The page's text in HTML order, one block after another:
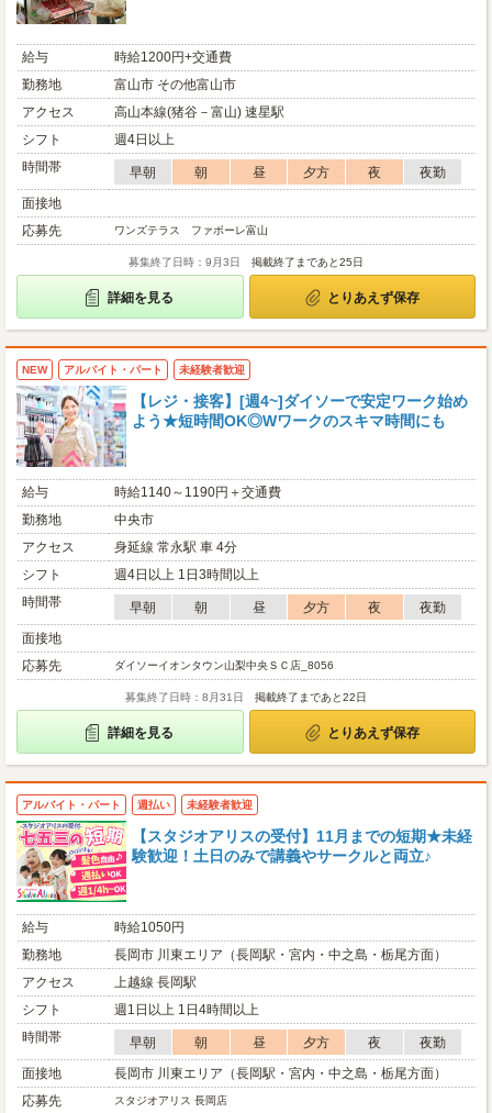
給与
時給1200円+交通費
勤務地
富山市 その他富山市
アクセス
高山本線(猪谷－富山) 速星駅
シフト
週4日以上
時間帯
早朝 朝 昼 夕方 夜
夜勤
面接地
応募先
ワンズテラス ファボーレ富山
募集終了日時：9月3日 掲載終了まであと25日
詳細を見る とりあえず保存
NEW アルバイト・パート 未経験者歓迎
【レジ・接客】[週4~]ダイソーで安定ワーク始め
よう★短時間OK◎Wワークのスキマ時間にも
給与
時給1140～1190円＋交通費
勤務地
中央市
アクセス
身延線 常永駅 車 4分
シフト
週4日以上 1日3時間以上
時間帯
早朝 朝 昼 夕方 夜
夜勤
面接地
応募先
ダイソーイオンタウン山梨中央ＳＣ店_8056
募集終了日時：8月31日 掲載終了まであと22日
詳細を見る とりあえず保存
アルバイト・パート 週払い 未経験者歓迎
【スタジオアリスの受付】11月までの短期★未経
験歓迎！土日のみで講義やサークルと両立♪
給与
時給1050円
勤務地
長岡市 川東エリア（長岡駅・宮内・中之島・栃尾方面）
アクセス
上越線 長岡駅
シフト
週1日以上 1日4時間以上
時間帯
早朝 朝 昼 夕方 夜
夜勤
面接地
長岡市 川東エリア（長岡駅・宮内・中之島・栃尾方面）
応募先
スタジオアリス 長岡店